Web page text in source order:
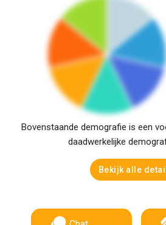
Bovenstaande demografie is een
daadwerkelijke
Bekijk alle